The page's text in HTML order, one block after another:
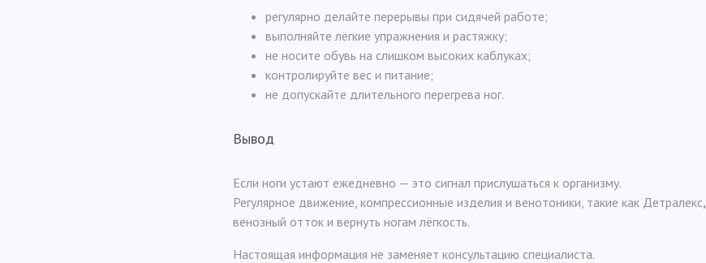
регулярно делайте перерывы при сидячей работе;
выполняйте лёгкие упражнения и растяжку;
не носите обувь на слишком высоких каблуках;
контролируйте вес и питание;
не допускайте длительного перегрева ног.
Вывод
Если ноги устают ежедневно — это сигнал прислушаться к организму.
Регулярное движение, компрессионные изделия и венотоники, такие как Детралекс,
венозный отток и вернуть ногам лёгкость.
Настоящая информация не заменяет консультацию специалиста.